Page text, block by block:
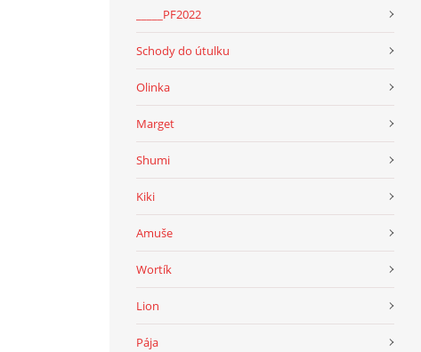
_____PF2022
Schody do útulku
Olinka
Marget
Shumi
Kiki
Amuše
Wortík
Lion
Pája